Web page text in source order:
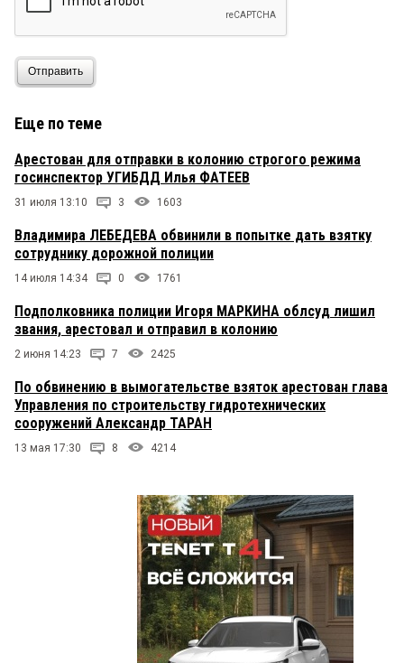
Отправить
Еще по теме
Арестован для отправки в колонию строгого режима
госинспектор УГИБДД Илья ФАТЕЕВ
31 июля 13:10 3 1603
Владимира ЛЕБЕДЕВА обвинили в попытке дать взятку
сотруднику дорожной полиции
14 июля 14:34 0 1761
Подполковника полиции Игоря МАРКИНА облсуд лишил
звания, арестовал и отправил в колонию
2 июня 14:23 7 2425
По обвинению в вымогательстве взяток арестован глава
Управления по строительству гидротехнических
сооружений Александр ТАРАН
13 мая 17:30 8 4214